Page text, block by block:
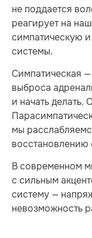
не поддается
реагирует на
симпатическую
системы.
Симпатическая
выброса
и начать
мы
восстановлению
В современном
с сильным
систему —
невозможность